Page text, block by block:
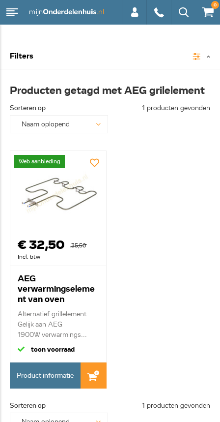
0
Filters
Producten getagd met AEG grilelement
Sorteren op 1 producten gevonden
Web aanbieding
€ 32,50
35,50
Incl. btw
AEG
verwarmingseleme
nt van oven
5550294010
Alternatief grillelement
Gelijk aan AEG
1900W verwarmings...
toon voorraad
Product informatie
Sorteren op 1 producten gevonden